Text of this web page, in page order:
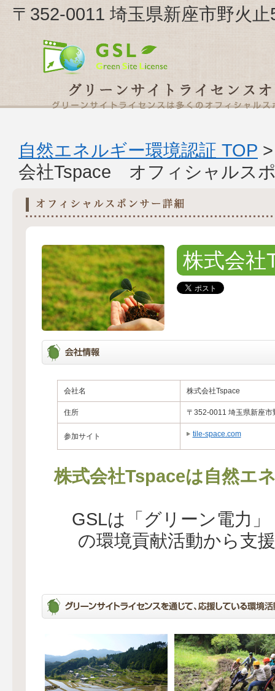
〒352-0011 埼玉県新座市野火
自然エネルギー環境認証 TOP
会社Tspace オフィシャルス
株式会社
会社名 株式会社Tspace
住所 〒352-0011 埼玉県新座
参加サイト tile-space.com
株式会社Tspaceは自然エ
GSLは「グリーン電力
の環境貢献活動から支